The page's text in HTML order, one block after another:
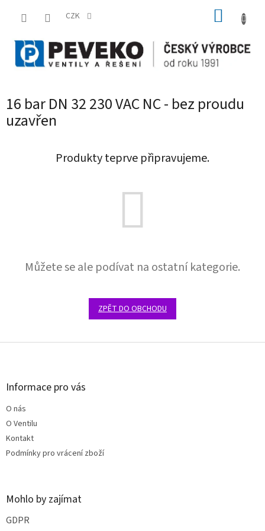
CZK
16 bar DN 32 230 VAC NC - bez proudu
uzavřen
Produkty teprve připravujeme.
Můžete se ale podívat na ostatní kategorie.
ZPĚT DO OBCHODU
Z
Informace pro vás
O nás
O Ventilu
Kontakt
Podmínky pro vrácení zboží
Mohlo by zajímat
GDPR